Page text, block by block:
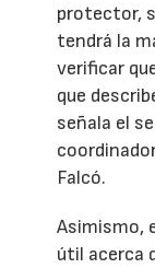
protector,
tendrá la
verificar
que
señala el
Falcó.
Asimismo,
útil acerca